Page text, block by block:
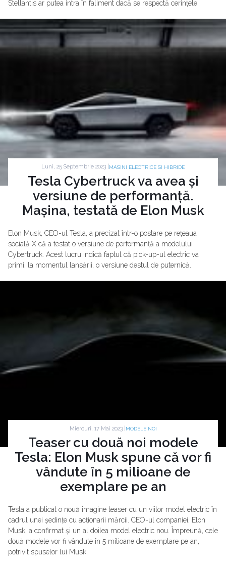
Stellantis ar putea intra în faliment dacă se respectă cerințele.
Luni, 25 Septembrie 2023 | MASINI ELECTRICE SI HIBRIDE
Tesla Cybertruck va avea și
versiune de performanță.
Mașina, testată de Elon Musk
Elon Musk, CEO-ul Tesla, a precizat într-o postare pe rețeaua
socială X că a testat o versiune de performanță a modelului
Cybertruck. Acest lucru indică faptul că pick-up-ul electric va
primi, la momentul lansării, o versiune destul de puternică.
Miercuri, 17 Mai 2023 | MODELE NOI
Teaser cu două noi modele
Tesla: Elon Musk spune că vor fi
vândute în 5 milioane de
exemplare pe an
Tesla a publicat o nouă imagine teaser cu un viitor model electric în
cadrul unei ședințe cu acționarii mărcii. CEO-ul companiei, Elon
Musk, a confirmat și un al doilea model electric nou. Împreună, cele
două modele vor fi vândute în 5 milioane de exemplare pe an,
potrivit spuselor lui Musk.